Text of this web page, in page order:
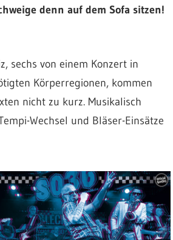
denn auf dem Sofa sitzen!
sechs von einem Konzert in
Körperregionen, kommen
nicht zu kurz. Musikalisch
Wechsel und Bläser-Einsätze